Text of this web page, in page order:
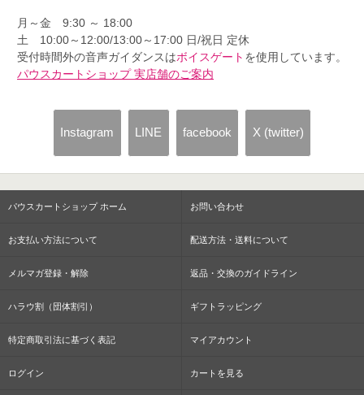
月～金 9:30 ～ 18:00
土 10:00～12:00/13:00～17:00 日/祝日 定休
受付時間外の音声ガイダンスはボイスゲート を使用しています。
パウスカートショップ 実店舗のご案内
Instagram LINE facebook X (twitter)
パウスカートショップ ホーム お問い合わせ
お支払い方法について 配送方法・送料について
メルマガ登録・解除 返品・交換のガイドライン
ハラウ割（団体割引） ギフトラッピング
特定商取引法に基づく表記 マイアカウント
ログイン カートを見る